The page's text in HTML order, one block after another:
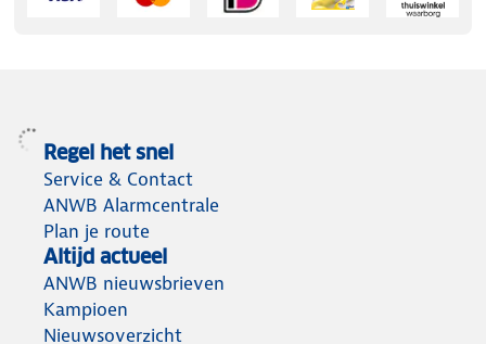
Regel het snel
Service & Contact
ANWB Alarmcentrale
Plan je route
Altijd actueel
ANWB nieuwsbrieven
Kampioen
Nieuwsoverzicht